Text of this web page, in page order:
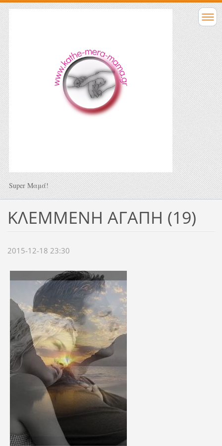
Super Μαμά!
ΚΛΕΜΜΕΝΗ ΑΓΑΠΗ (19)
2015-12-18 23:30